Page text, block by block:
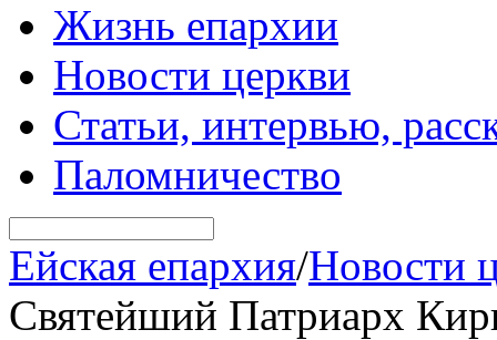
Жизнь епархии
Новости церкви
Статьи, интервью,
Паломничество
Ейская епархия/Новости
Святейший Патриарх